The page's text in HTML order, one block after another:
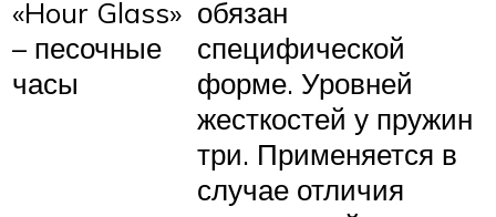
«Hour Glass»
– песочные
часы
обязан
специфической
форме. Уровней
жесткостей у пружин
три. Применяется в
случае отличия